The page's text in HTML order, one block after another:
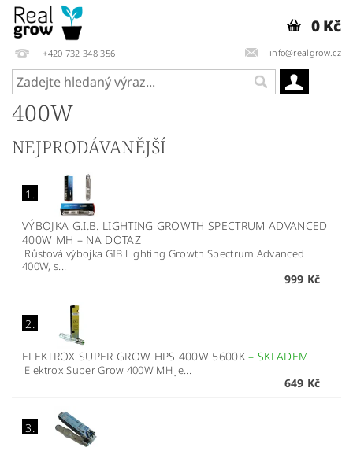
+420 732 348 356 info@realgrow.cz
0 Kč
400W
NEJPRODÁVANĚJŠÍ
1.
VÝBOJKA G.I.B. LIGHTING GROWTH SPECTRUM ADVANCED
400W MH – NA DOTAZ
Růstová výbojka GIB Lighting Growth Spectrum Advanced
400W, s...
999 Kč
2.
ELEKTROX SUPER GROW HPS 400W 5600K– SKLADEM
Elektrox Super Grow 400W MH je...
649 Kč
3.